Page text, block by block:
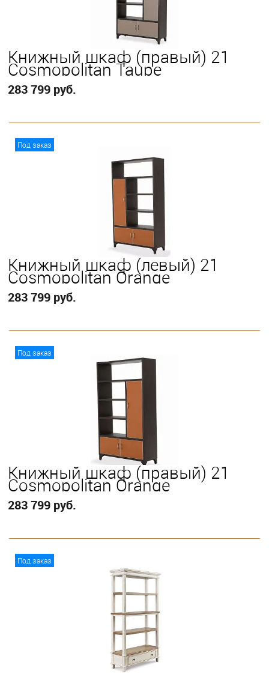
Книжный шкаф (правый) 21
Cosmopolitan Taupe
283 799 руб.
Под заказ
Книжный шкаф (левый) 21
Cosmopolitan Orange
283 799 руб.
Под заказ
Книжный шкаф (правый) 21
Cosmopolitan Orange
283 799 руб.
Под заказ